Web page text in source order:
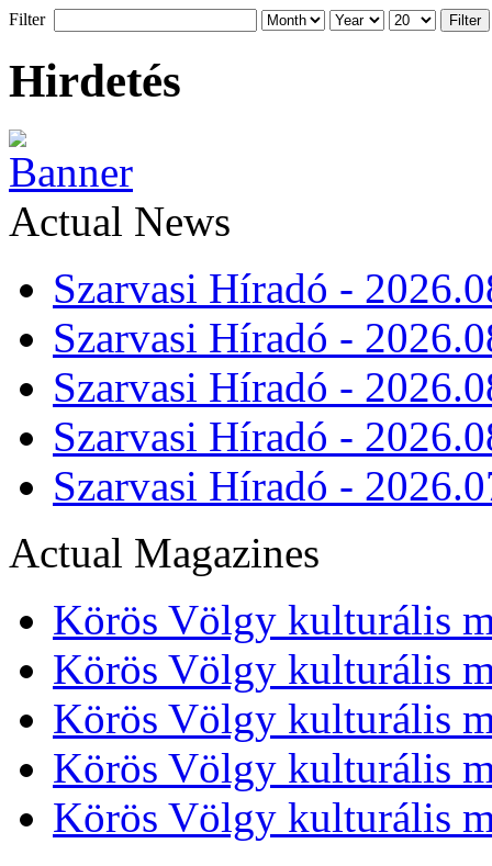
Filter Filter
Hirdetés
Actual News
Szarvasi Híradó -
Szarvasi Híradó -
Szarvasi Híradó -
Szarvasi Híradó -
Szarvasi Híradó -
Actual Magazines
Körös Völgy kulturális
Körös Völgy kulturális
Körös Völgy kulturális
Körös Völgy kulturális
Körös Völgy kulturális